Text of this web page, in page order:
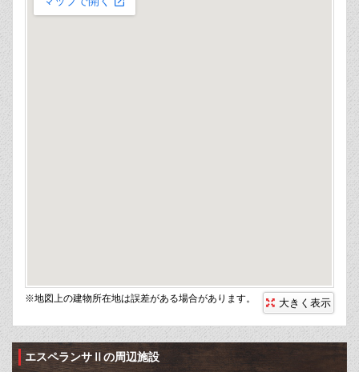
※地図上の建物所在地は誤差がある場合があります。 大きく表示
エスペランサⅡの周辺施設